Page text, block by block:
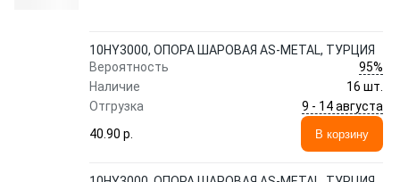
10HY3000, ОПОРА ШАРОВАЯ AS-METAL, ТУРЦИЯ
Вероятность
95%
Наличие
16 шт.
Отгрузка
9 - 14 августа
40.90 p.
В корзину